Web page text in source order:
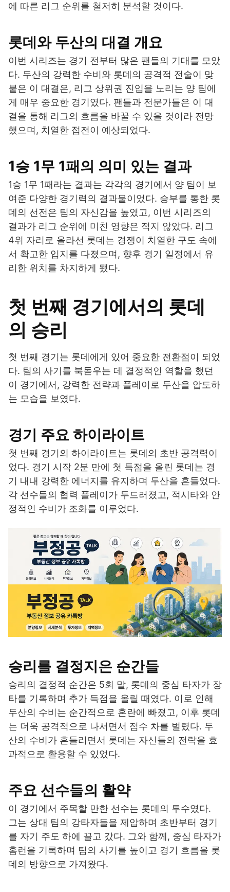
에 따른 리그 순위를 철저히 분석할 것이다.
롯데와 두산의 대결 개요
이번 시리즈는 경기 전부터 많은 팬들의 기대를 모았
다. 두산의 강력한 수비와 롯데의 공격적 전술이 맞
붙은 이 대결은, 리그 상위권 진입을 노리는 양 팀에
게 매우 중요한 경기였다. 팬들과 전문가들은 이 대
결을 통해 리그의 흐름을 바꿀 수 있을 것이라 전망
했으며, 치열한 접전이 예상되었다.
1승 1무 1패의 의미 있는 결과
1승 1무 1패라는 결과는 각각의 경기에서 양 팀이 보
여준 다양한 경기력의 결과물이었다. 승부를 통한 롯
데의 선전은 팀의 자신감을 높였고, 이번 시리즈의
결과가 리그 순위에 미친 영향은 적지 않았다. 리그
4위 자리로 올라선 롯데는 경쟁이 치열한 구도 속에
서 확고한 입지를 다졌으며, 향후 경기 일정에서 유
리한 위치를 차지하게 됐다.
첫 번째 경기에서의 롯데
의 승리
첫 번째 경기는 롯데에게 있어 중요한 전환점이 되었
다. 팀의 사기를 북돋우는 데 결정적인 역할을 했던
이 경기에서, 강력한 전략과 플레이로 두산을 압도하
는 모습을 보였다.
경기 주요 하이라이트
첫 번째 경기의 하이라이트는 롯데의 초반 공격력이
었다. 경기 시작 2분 만에 첫 득점을 올린 롯데는 경
기 내내 강력한 에너지를 유지하며 두산을 흔들었다.
각 선수들의 협력 플레이가 두드러졌고, 적시타와 안
정적인 수비가 조화를 이루었다.
승리를 결정지은 순간들
승리의 결정적 순간은 5회 말, 롯데의 중심 타자가 장
타를 기록하며 추가 득점을 올릴 때였다. 이로 인해
두산의 수비는 순간적으로 혼란에 빠졌고, 이후 롯데
는 더욱 공격적으로 나서면서 점수 차를 벌렸다. 두
산의 수비가 흔들리면서 롯데는 자신들의 전략을 효
과적으로 활용할 수 있었다.
주요 선수들의 활약
이 경기에서 주목할 만한 선수는 롯데의 투수였다.
그는 상대 팀의 강타자들을 제압하며 초반부터 경기
를 자기 주도 하에 끌고 갔다. 그와 함께, 중심 타자가
홈런을 기록하며 팀의 사기를 높이고 경기 흐름을 롯
데의 방향으로 가져왔다.